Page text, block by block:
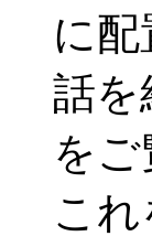
に
話を
を
こ